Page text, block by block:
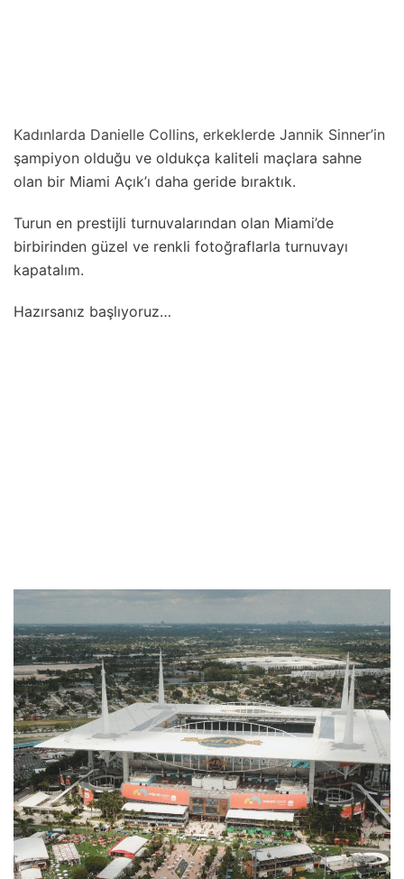
Kadınlarda Danielle Collins, erkeklerde Jannik Sinner’in
şampiyon olduğu ve oldukça kaliteli maçlara sahne
olan bir Miami Açık’ı daha geride bıraktık.
Turun en prestijli turnuvalarından olan Miami’de
birbirinden güzel ve renkli fotoğraflarla turnuvayı
kapatalım.
Hazırsanız başlıyoruz…